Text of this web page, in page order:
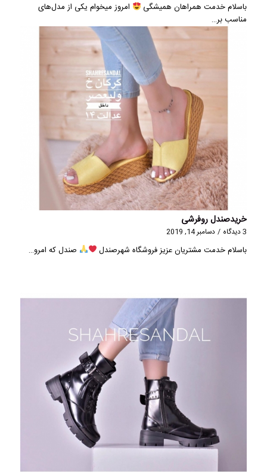
باسلام خدمت همراهان همیشگی
امروز میخوام یکی از مدل‌های
مناسب بر…
خریدصندل روفرشی
3 دیدگاه / دسامبر 14, 2019
باسلام خدمت مشتریان عزیز فروشگاه شهرصندل صندل که امرو…